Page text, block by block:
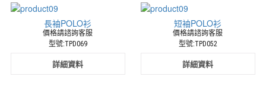
長袖POLO衫
價格請諮詢客服
型號:TPD069
詳細資料
短袖POLO衫
價格請諮詢客服
型號:TPD052
詳細資料